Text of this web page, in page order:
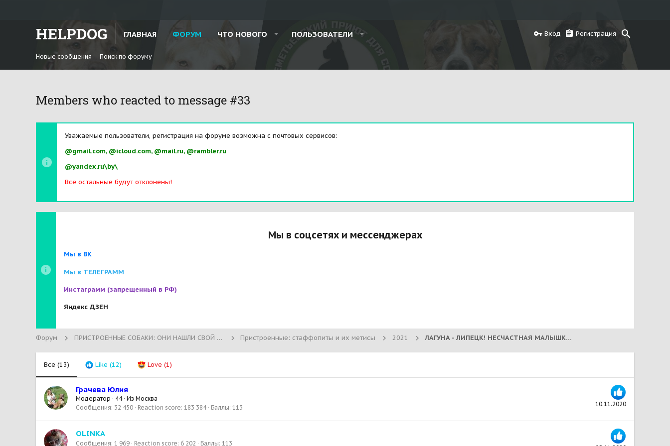
HELPDOG ГЛАВНАЯ ФОРУМ ЧТО НОВОГО ПОЛЬЗОВАТЕЛИ Вход Регистрация
Новые сообщения Поиск по форуму
Members who reacted to message #33
Уважаемые пользователи, регистрация на форуме возможна с почтовых сервисов:
@gmail.com, @icloud.com, @mail.ru, @rambler.ru
@yandex.ru\by\
Все остальные будут отклонены!
Мы в соцсетях и мессенджерах
Мы в ВК
Мы в ТЕЛЕГРАММ
Инстаграмм (запрещенный в РФ)
Яндекс ДЗЕН
Форум ПРИСТРОЕННЫЕ СОБАКИ: ОНИ НАШЛИ СВОЙ ДОМ! Пристроенные: стаффопиты и их метисы 2021 ЛАГУНА - ЛИПЕЦК! НЕСЧАСТНАЯ МАЛЫШКА! (2021)
Все (13) Like (12) Love (1)
10.11.2020
Грачева Юлия
Модератор · 44 · Из Москва
Сообщения 32 450 Reaction score 183 384 Баллы 113
OLINKA
Сообщения 1 969 Reaction score 6 202 Баллы 113